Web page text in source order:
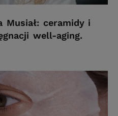
Musiał: ceramidy i
well-aging.